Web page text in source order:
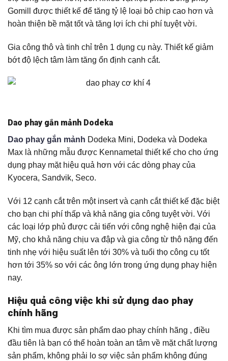
Gomill được thiết kế để tăng tỷ lệ loại bỏ chip cao hơn và
hoàn thiện bề mặt tốt và tăng lợi ích chi phí tuyệt vời.
Gia công thô và tinh chỉ trên 1 dụng cụ này. Thiết kế giảm
bớt độ lệch tâm làm tăng ổn định cạnh cắt.
Dao phay gắn mảnh Dodeka
Dao phay gắn mảnh Dodeka Mini, Dodeka và Dodeka
Max là những mẫu được Kennametal thiết kế cho cho ứng
dụng phay mặt hiệu quả hơn với các dòng phay của
Kyocera, Sandvik, Seco.
Với 12 cạnh cắt trên một insert và cạnh cắt thiết kế đặc biệt
cho bạn chi phí thấp và khả năng gia công tuyệt vời. Với
các loại lớp phủ được cải tiến với công nghệ hiện đại của
Mỹ, cho khả năng chịu va đập và gia công từ thô nặng đến
tinh nhẹ với hiệu suất lên tới 30% và tuổi thọ công cụ tốt
hơn tới 35% so với các ông lớn trong ứng dụng phay hiện
nay.
Hiệu quả công việc khi sử dụng dao phay
chính hãng
Khi tìm mua được sản phẩm dao phay chính hãng , điều
đầu tiên là bạn có thể hoàn toàn an tâm về mặt chất lượng
sản phẩm, không phải lo sợ việc sản phẩm không đúng